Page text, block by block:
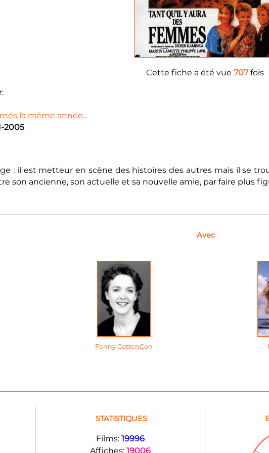
Cette fiche a été vue 707fois
la même année...
2005
: il est metteur en scène des histoires des autres mais il se
son ancienne, son actuelle et sa nouvelle amie, par faire plus
Avec
Fanny CottenÇon
STATISTIQUES
Films: 19996
Affiches: 19006